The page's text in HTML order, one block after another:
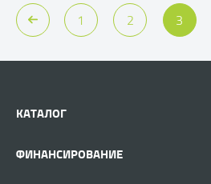
1 2 3
КАТАЛОГ
ФИНАНСИРОВАНИЕ